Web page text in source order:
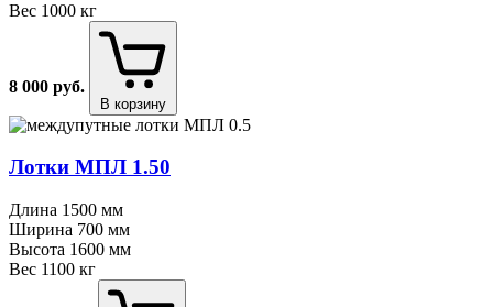
Вес 1000 кг
8 000 руб.
В корзину
Лотки МПЛ 1.50
Длина 1500 мм
Ширина 700 мм
Высота 1600 мм
Вес 1100 кг